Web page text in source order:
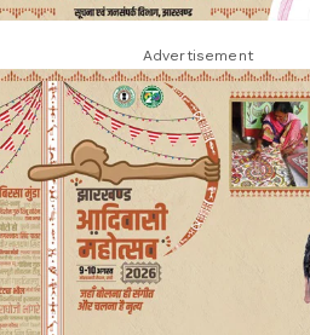
Advertisement